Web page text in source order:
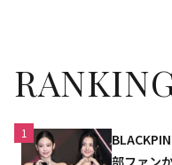
1
部ファン